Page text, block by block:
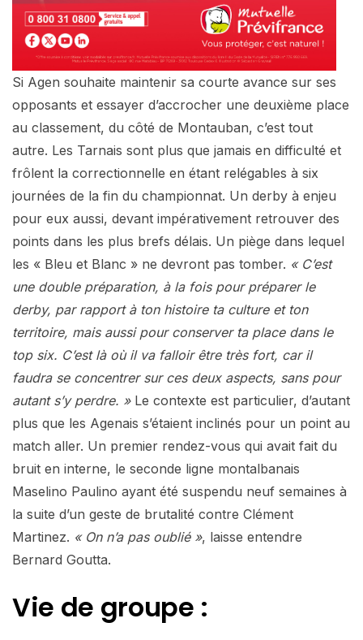
Si Agen souhaite maintenir sa courte avance sur ses
opposants et essayer d’accrocher une deuxième place
au classement, du côté de Montauban, c’est tout
autre. Les Tarnais sont plus que jamais en difficulté et
frôlent la correctionnelle en étant relégables à six
journées de la fin du championnat. Un derby à enjeu
pour eux aussi, devant impérativement retrouver des
points dans les plus brefs délais. Un piège dans lequel
les « Bleu et Blanc » ne devront pas tomber. « C’est
une double préparation, à la fois pour préparer le
derby, par rapport à ton histoire ta culture et ton
territoire, mais aussi pour conserver ta place dans le
top six. C’est là où il va falloir être très fort, car il
faudra se concentrer sur ces deux aspects, sans pour
autant s’y perdre. » Le contexte est particulier, d’autant
plus que les Agenais s’étaient inclinés pour un point au
match aller. Un premier rendez-vous qui avait fait du
bruit en interne, le seconde ligne montalbanais
Maselino Paulino ayant été suspendu neuf semaines à
la suite d’un geste de brutalité contre Clément
Martinez. « On n’a pas oublié », laisse entendre
Bernard Goutta.
Vie de groupe :